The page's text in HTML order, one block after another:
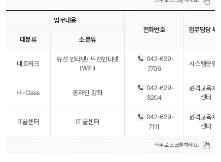
업무내용
전화번호
업무담당 부
대분류
소분류
네트워크
유선 인터넷/ 무선인터넷
(WIFI)
042-629-
7706
시스템운영
Hi-Class 온라인 강좌
042-629-
8204
원격교육지
센터
IT콜센터 IT 콜센터
042-629-
7111
원격교육지
센터